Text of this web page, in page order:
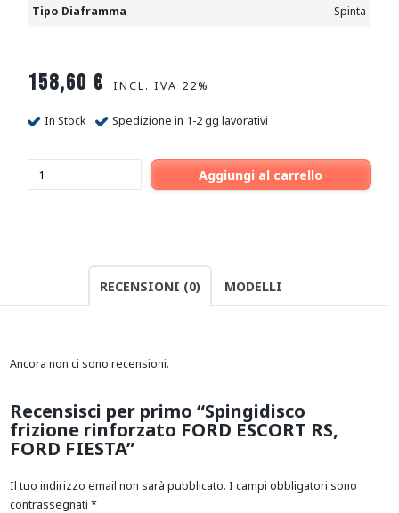
Tipo Diaframma
Spinta
158,60 € INCL. IVA 22%
In Stock Spedizione in 1-2 gg lavorativi
Aggiungi al carrello
RECENSIONI (0) MODELLI
Ancora non ci sono recensioni.
Recensisci per primo “Spingidisco
frizione rinforzato FORD ESCORT RS,
FORD FIESTA”
Il tuo indirizzo email non sarà pubblicato. I campi obbligatori sono
contrassegnati *